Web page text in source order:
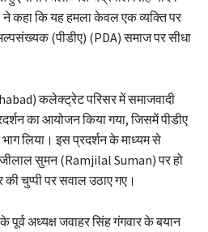
ने कहा कि यह हमला केवल एक व्यक्ति पर
(पीडीए) (PDA) समाज पर सीधा
कलेक्ट्रेट परिसर में समाजवादी
का आयोजन किया गया, जिसमें पीडीए
भाग लिया। इस प्रदर्शन के माध्यम से
सुमन (Ramjilal Suman) पर हो
चुप्पी पर सवाल उठाए गए।
अध्यक्ष जवाहर सिंह गंगवार के बयान